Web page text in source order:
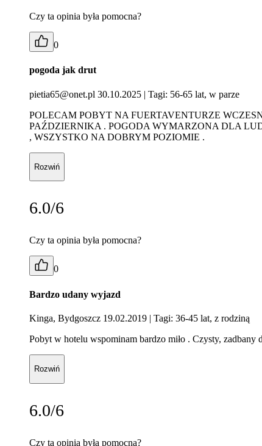
Czy ta opinia była pomocna?
0
pogoda jak drut
pietia65@onet.pl 30.10.2025 | Tagi: 56-65 lat, w parze
POLECAM POBYT NA FUERTAVENTURZE
PAŹDZIERNIKA . POGODA WYMARZONA DLA
, WSZYSTKO NA DOBRYM POZIOMIE .
Rozwiń
6.0/6
Czy ta opinia była pomocna?
0
Bardzo udany wyjazd
Kinga, Bydgoszcz 19.02.2019 | Tagi: 36-45 lat, z rodziną
Pobyt w hotelu wspominam bardzo miło . Czysty,
Rozwiń
6.0/6
Czy ta opinia była pomocna?